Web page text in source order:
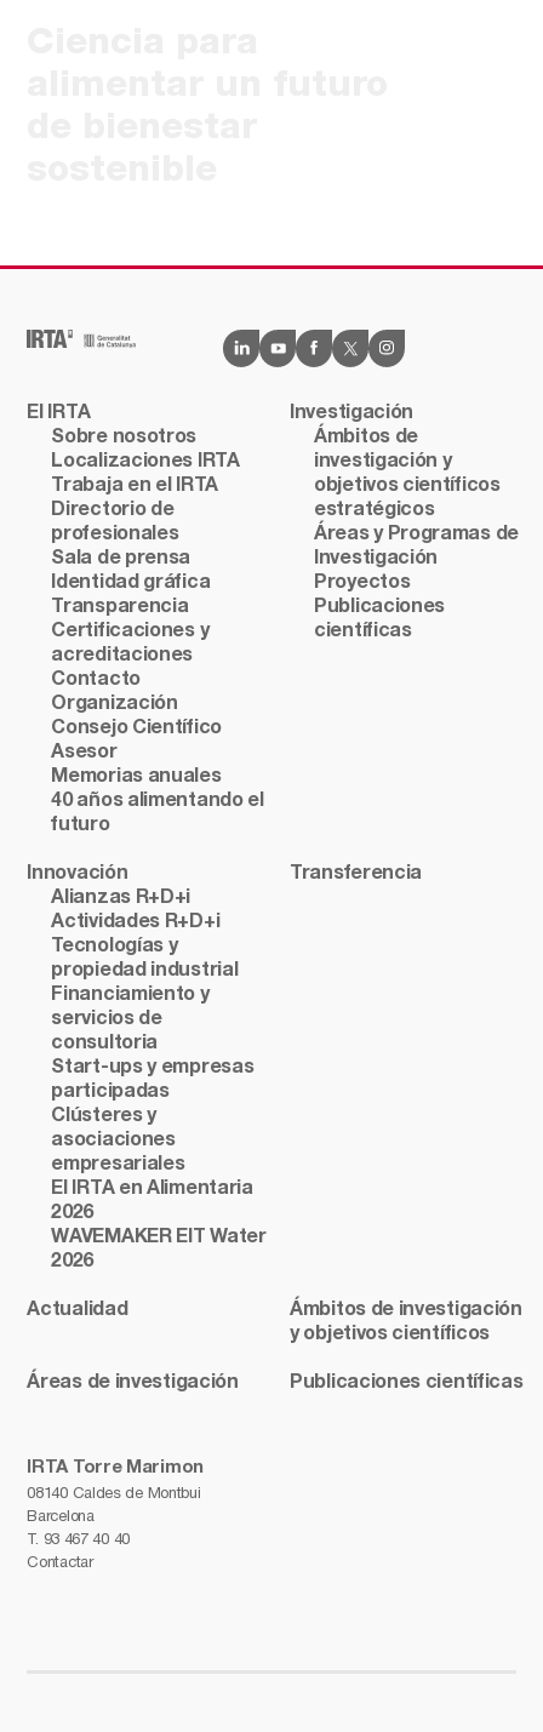
IRTA Torre Marimon
08140 Caldes de Montbui
Barcelona
T. 93 467 40 40
Contactar
El IRTA
Sobre nosotros
Localizaciones IRTA
Trabaja en el IRTA
Directorio de
profesionales
Sala de prensa
Identidad gráfica
Transparencia
Certificaciones y
acreditaciones
Contacto
Organización
Consejo Científico
Asesor
Memorias anuales
40 años alimentando el
futuro
Investigación
Ámbitos de
investigación y
objetivos científicos
estratégicos
Áreas y Programas de
Investigación
Proyectos
Publicaciones
científicas
Innovación
Alianzas R+D+i
Actividades R+D+i
Tecnologías y
propiedad industrial
Financiamiento y
servicios de
consultoria
Start-ups y empresas
participadas
Clústeres y
asociaciones
empresariales
El IRTA en Alimentaria
2026
WAVEMAKER EIT Water
2026
Transferencia
Actualidad
Ámbitos de investigación
y objetivos científicos
Áreas de investigación Publicaciones científicas